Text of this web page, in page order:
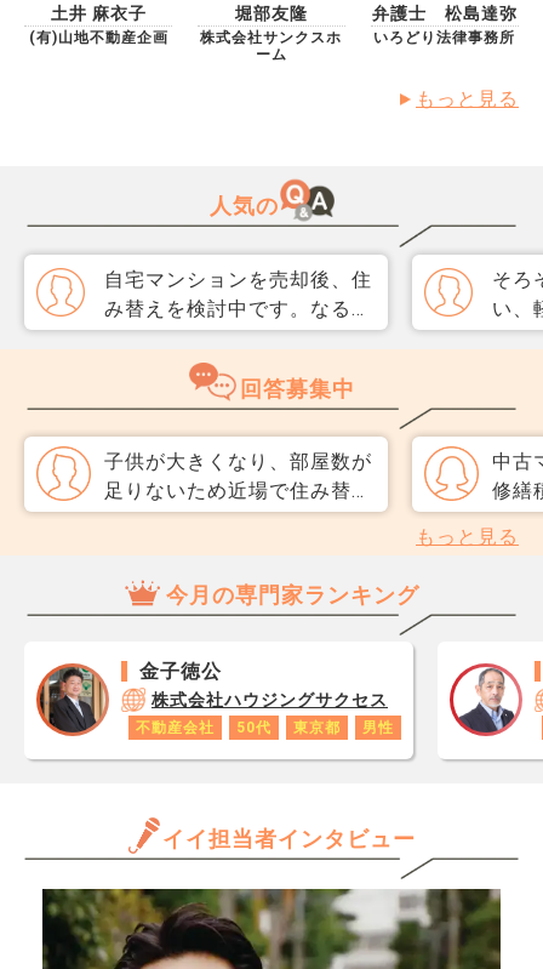
長くはなりましたが、物件の魅力を教えてくれる、状況
を理解した上で提案をくれるような、会社選びのポイン
土井 麻衣子
(有)山地不動産企画
堀部友隆
株式会社サンクスホ
ーム
弁護士 松島達弥
いろどり法律事務所
もっと見る
人気の
自宅マンションを売却後、住
み替えを検討中です。なるべ
く3か月以内に売却をしたい
のですが、一般媒介と専任媒
介で迷っています。 窓口は
だと思うのですが、友人には
専任をおすすめされました。
それぞれメリットデメリット
そろ
い、
取り
直、
のか
だ、
スコ
が1
です
あり
ロ
だけ
ます
きる
か、
回答募集中
子供が大きくなり、部屋数が
足りないため近場で住み替え
を検討中です。 中古の戸建
前からずっと売れていない物
件があります。 立地や間取
にかく壁紙が個性的で、もし
住み替えるなら全室壁紙を貼
りなおさないといけないなと
うかとても迷っています。
なんです。また築年数も3年
程です。 確かに壁紙は派手
ですが、1年売れない理由と
中古
修繕
計画
も、
聞き
どん
数字
もっと見る
今月の専門家ランキング
金子徳公
株式会社ハウジングサクセス
不動産会社 50代 東京都 男性
イイ担当者インタビュー